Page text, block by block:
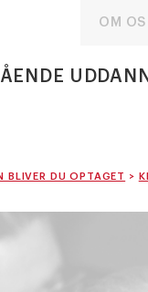
OM OS
BLIVER DU OPTAGET >